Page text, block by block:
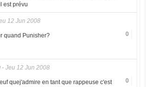
est prévu
12 Jun 2008
0
quand Punisher?
- Jeu 12 Jun 2008
0
quej'admire en tant que rappeuse c'est